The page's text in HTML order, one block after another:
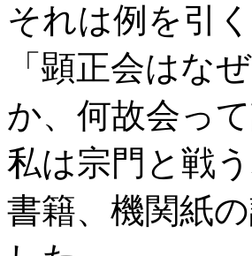
それは例を引
「顕正会はな
か、何故会っ
私は宗門と戦
書籍、機関紙